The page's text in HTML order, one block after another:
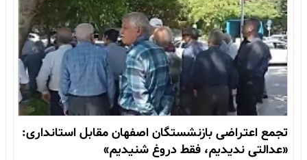
تجمع اعتراضی بازنشستگان اصفهان مقابل استانداری:
«عدالتی ندیدیم، فقط دروغ شنیدیم»